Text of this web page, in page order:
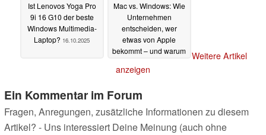
Ist Lenovos Yoga Pro
9i 16 G10 der beste
Windows Multimedia-
Laptop? 16.10.2025
Mac vs. Windows: Wie
Unternehmen
entscheiden, wer
etwas von Apple
bekommt – und warum
wichtig ist
Weitere Artikel
anzeigen
Ein Kommentar im Forum
Fragen, Anregungen, zusätzliche Informationen zu diesem
Artikel? - Uns interessiert Deine Meinung (auch ohne